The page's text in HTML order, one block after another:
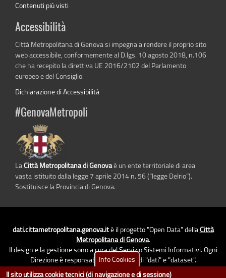
Contenuti più visti
Accessibilità
Città Metropolitana di Genova si impegna a rendere il proprio sito
web accessibile, conformemente al D.lgs. 10 agosto 2018, n.106
che ha recepito la direttiva UE 2016/2102 del Parlamento
europeo e del Consiglio.
Dichiarazione di Accessibilità
#GenovaMetropoli
LaCittà Metropolitana di Genovaè un ente territoriale di area
vasta istituito dalla legge 7 aprile 2014 n. 56 (“legge Delrio”).
Sostituisce la Provincia di Genova.
dati.cittametropolitana.genova.itè il progetto "Open Data" dellaCittà
Metropolitana di Genova.
Il design e la gestione sono a cura del Servizio Sistemi Informativi. Ogni
Direzione è responsabile per la parte di "dati" e "dataset".
accedi (area riservata)
contatti privacy Statistiche
Info Cookies
Il sito utilizza cookie tecnici (di navigazione e di sessione)